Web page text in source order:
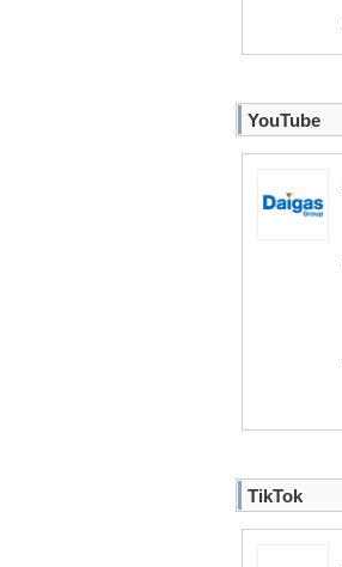
YouTube
TikTok